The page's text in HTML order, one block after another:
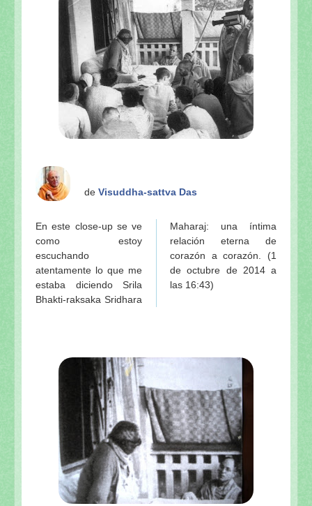
de Visuddha-sattva Das
En este close-up se ve
como estoy
escuchando
atentamente lo que me
estaba diciendo Srila
Bhakti-raksaka Sridhara
Maharaj: una íntima
relación eterna de
corazón a corazón. (1
de octubre de 2014 a
las 16:43)